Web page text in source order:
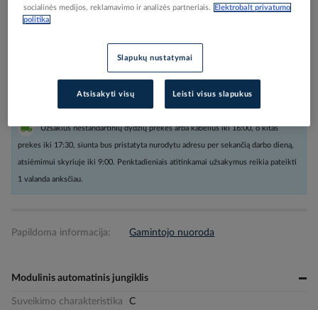
Įtraukti į palyginimą
7darbo dienos (-ų)
Kiekis tiekėjo sandėlyje
Užsakius nestandartinių dydžių prekes arba kabelius iki 16:00, o kitas
prekes iki 17:30, siunta bus pristatyta nurodytu adresu per sekančią darbo dieną,
atsiėmimui skyriuje iki 9:00. Penktadieniais atitinkamai užsakymus reikia pateikti
1 valanda anksčiau.
Papildoma informacija: Gamintojo nuoroda
Modulinis automatinis jungiklis
Suveikimo charakteristika
C
socialinės medijos, reklamavimo ir analizės partneriais.
Elektrobalt privatumo
politika
Slapukų nustatymai
Atsisakyti visų Leisti visus slapukus